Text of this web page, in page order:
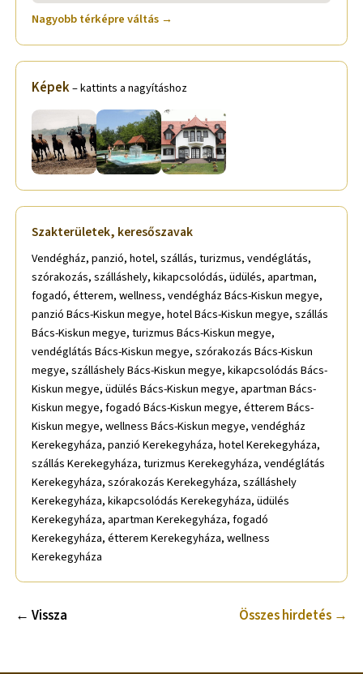
Nagyobb térképre váltás →
Képek– kattints a nagyításhoz
Szakterületek, keresőszavak
Vendégház, panzió, hotel, szállás, turizmus, vendéglátás,
szórakozás, szálláshely, kikapcsolódás, üdülés, apartman,
fogadó, étterem, wellness, vendégház Bács-Kiskun megye,
panzió Bács-Kiskun megye, hotel Bács-Kiskun megye, szállás
Bács-Kiskun megye, turizmus Bács-Kiskun megye,
vendéglátás Bács-Kiskun megye, szórakozás Bács-Kiskun
megye, szálláshely Bács-Kiskun megye, kikapcsolódás Bács-
Kiskun megye, üdülés Bács-Kiskun megye, apartman Bács-
Kiskun megye, fogadó Bács-Kiskun megye, étterem Bács-
Kiskun megye, wellness Bács-Kiskun megye, vendégház
Kerekegyháza, panzió Kerekegyháza, hotel Kerekegyháza,
szállás Kerekegyháza, turizmus Kerekegyháza, vendéglátás
Kerekegyháza, szórakozás Kerekegyháza, szálláshely
Kerekegyháza, kikapcsolódás Kerekegyháza, üdülés
Kerekegyháza, apartman Kerekegyháza, fogadó
Kerekegyháza, étterem Kerekegyháza, wellness
Kerekegyháza
← Vissza Összes hirdetés →